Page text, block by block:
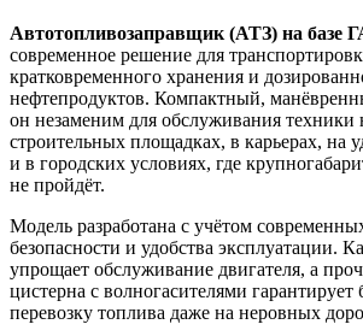
Автотопливозаправщик (АТЗ) на базе
современное решение для
кратковременного хранения и
нефтепродуктов. Компактный,
он незаменим для обслуживания техники
строительных площадках, в карьерах, на
и в городских условиях, где
не пройдёт.
Модель разработана с учётом
безопасности и удобства эксплуатации.
упрощает обслуживание двигателя, а
цистерна с волногасителями гарантирует
перевозку топлива даже на неровных